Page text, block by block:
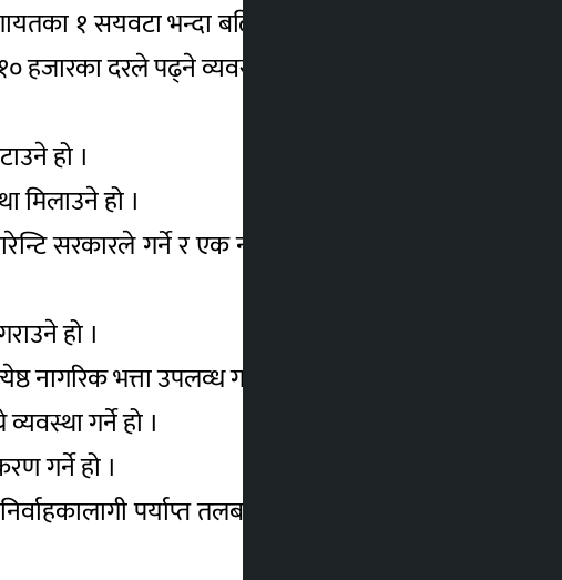
१ सयवटा भन्दा बढि कलेज खोली खोल्न लगाइ
हजारका दरले पढ्ने व्यवस्था मिलाउने।
हो ।
मिलाउने हो ।
सरकारले गर्ने र एक नाउँ एक उत्पादनको व्यवस्था
हो ।
नागरिक भत्ता उपलव्ध गराउने हो ।
गर्ने हो ।
गर्ने हो ।
पर्याप्त तलब हुँदा समेत भ्रष्टाचारमा संलग्न